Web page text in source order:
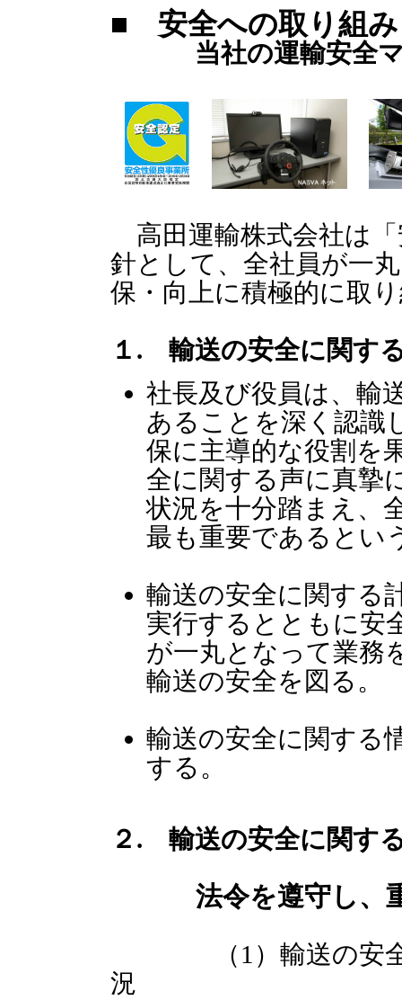
■ 安全への取り組み
当社の運輸安全
高田運輸株式会社は
針として、全社員が一
保・向上に積極的に取
１. 輸送の安全に関す
社長及び役員は、輸
あることを深く認識
保に主導的な役割を
全に関する声に真摯
状況を十分踏まえ、
最も重要であるとい
輸送の安全に関する
実行するとともに安
が一丸となって業務
輸送の安全を図る。
輸送の安全に関する
する。
２. 輸送の安全に関す
法令を遵守し、
（1）輸送の安全に
況